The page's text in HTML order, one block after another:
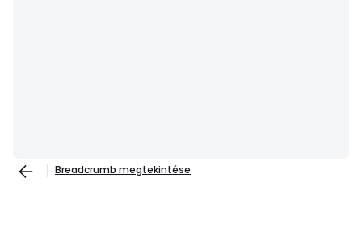
Breadcrumb megtekintése